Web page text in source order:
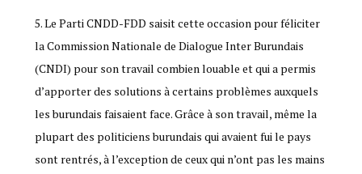
Le Parti CNDD-FDD saisit cette occasion pour féliciter
la Commission Nationale de Dialogue Inter Burundais
(CNDI) pour son travail combien louable et qui a permis
d’apporter des solutions à certains problèmes auxquels
les burundais faisaient face. Grâce à son travail, même la
plupart des politiciens burundais qui avaient fui le pays
sont rentrés, à l’exception de ceux qui n’ont pas les mains